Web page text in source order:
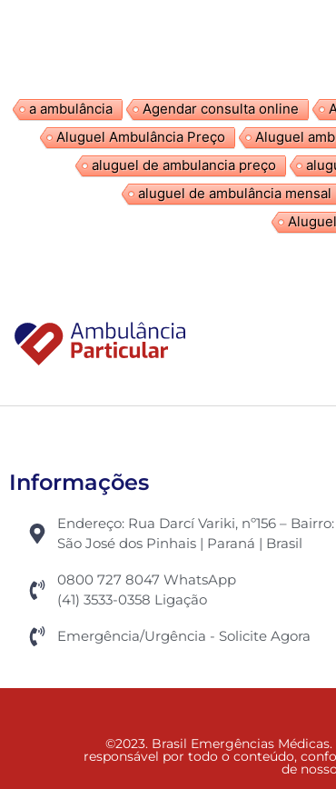
a ambulância Agendar consulta online
Aluguel Ambulância Preço
Aluguel
aluguel de ambulancia preço
aluguel de ambulância mensal
Informações
Endereço: Rua Darcí Variki, nº156 –
São José dos Pinhais | Paraná | Brasil
0800 727 8047 WhatsApp
(41) 3533-0358 Ligação
Emergência/Urgência - Solicite Agora
©2023. Brasil Emergências
responsável por todo o conteúdo,
de